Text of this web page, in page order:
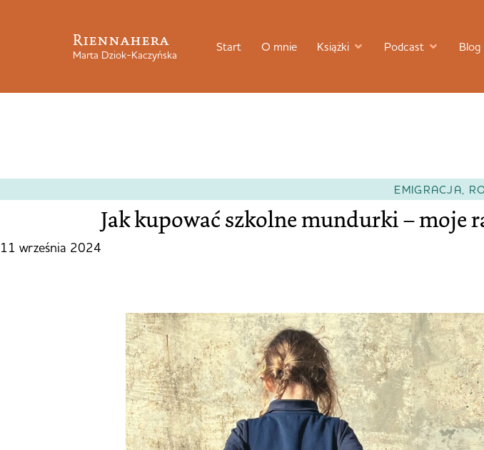
Riennahera
Marta Dziok-Kaczyńska
Start O mnie Książki Podcast Blog
EMIGRACJA,
Jak kupować szkolne mundurki – moje
11 września 2024